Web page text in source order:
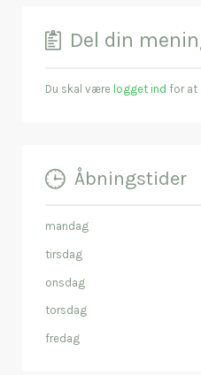
Del din
Du skal være logget ind for at
Åbningstider
mandag
tirsdag
onsdag
torsdag
fredag